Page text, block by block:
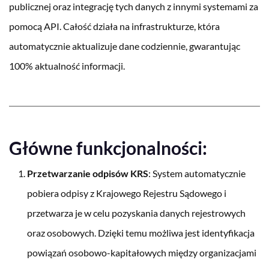
publicznej oraz integrację tych danych z innymi systemami za
pomocą API. Całość działa na infrastrukturze, która
automatycznie aktualizuje dane codziennie, gwarantując
100% aktualność informacji.
Główne funkcjonalności:
Przetwarzanie odpisów KRS: System automatycznie
pobiera odpisy z Krajowego Rejestru Sądowego i
przetwarza je w celu pozyskania danych rejestrowych
oraz osobowych. Dzięki temu możliwa jest identyfikacja
powiązań osobowo-kapitałowych między organizacjami